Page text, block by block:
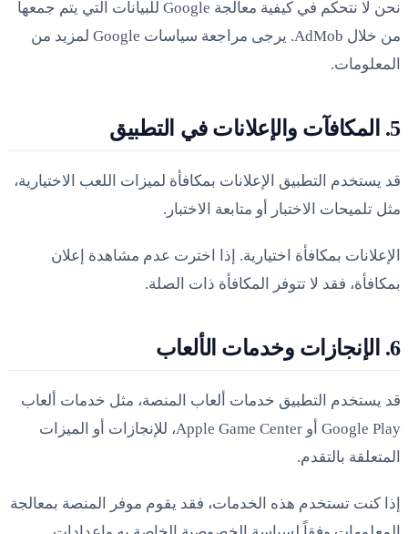
نحن لا نتحكم في كيفية معالجة Google للبيانات التي يتم جمعها
من خلال AdMob. يرجى مراجعة سياسات Google لمزيد من
المعلومات.
5. المكافآت والإعلانات في التطبيق
قد يستخدم التطبيق الإعلانات بمكافأة لميزات اللعب الاختيارية،
مثل تلميحات الاختبار أو متابعة الاختبار.
الإعلانات بمكافأة اختيارية. إذا اخترت عدم مشاهدة إعلان
بمكافأة، فقد لا تتوفر المكافأة ذات الصلة.
6. الإنجازات وخدمات الألعاب
قد يستخدم التطبيق خدمات ألعاب المنصة، مثل خدمات ألعاب
Google Play أو Apple Game Center، للإنجازات أو الميزات
المتعلقة بالتقدم.
إذا كنت تستخدم هذه الخدمات، فقد يقوم موفر المنصة بمعالجة